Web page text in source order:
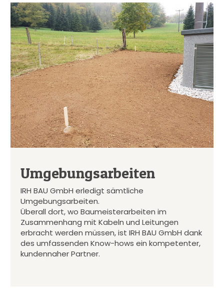
Umgebungsarbeiten
IRH BAU GmbH erledigt sämtliche
Umgebungsarbeiten.
Überall dort, wo Baumeisterarbeiten im
Zusammenhang mit Kabeln und Leitungen
erbracht werden müssen, ist IRH BAU GmbH dank
des umfassenden Know-hows ein kompetenter,
kundennaher Partner.